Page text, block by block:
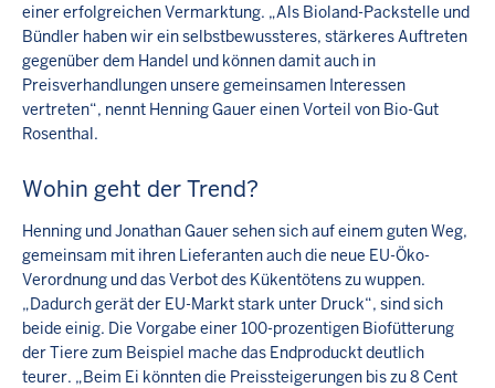
einer erfolgreichen Vermarktung. „Als Bioland-Packstelle und
Bündler haben wir ein selbstbewussteres, stärkeres Auftreten
gegenüber dem Handel und können damit auch in
Preisverhandlungen unsere gemeinsamen Interessen
vertreten“, nennt Henning Gauer einen Vorteil von Bio-Gut
Rosenthal.
Wohin geht der Trend?
Henning und Jonathan Gauer sehen sich auf einem guten Weg,
gemeinsam mit ihren Lieferanten auch die neue EU-Öko-
Verordnung und das Verbot des Kükentötens zu wuppen.
„Dadurch gerät der EU-Markt stark unter Druck“, sind sich
beide einig. Die Vorgabe einer 100-prozentigen Biofütterung
der Tiere zum Beispiel mache das Endproduckt deutlich
teurer. „Beim Ei könnten die Preissteigerungen bis zu 8 Cent